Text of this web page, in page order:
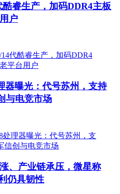
睿生产，加码DDR4主板
户
器曝光：代号苏州，支持
与电竞市场
、产业链承压，微星称
仍具韧性